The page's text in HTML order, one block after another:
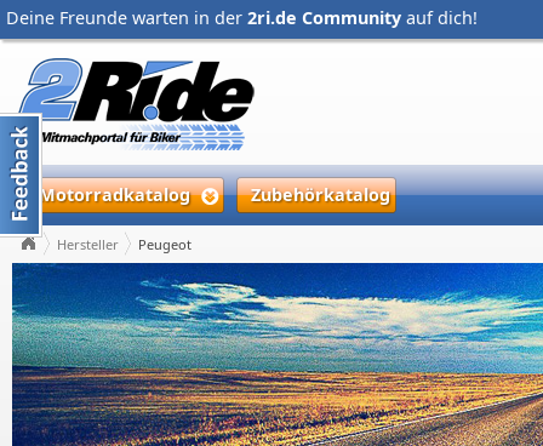
Deine Freunde warten in der 2ri.de Community auf dich!
Motorradkatalog Zubehörkatalog
Hersteller Peugeot